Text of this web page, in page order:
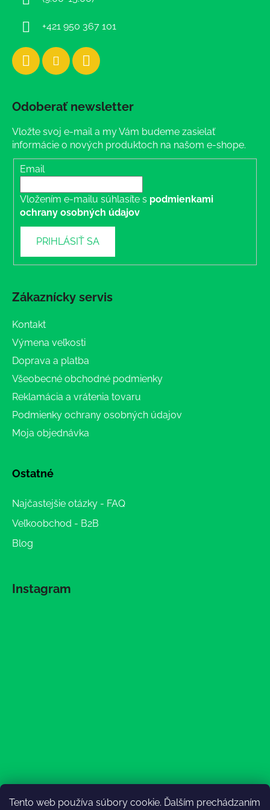
Tento web používa súbory cookie. Ďalším prechádzaním
+421 950 367 101
Odoberať newsletter
Vložte svoj e-mail a my Vám budeme zasielať
informácie o nových produktoch na našom e-shope.
Email
Vložením e-mailu súhlasíte s podmienkami
ochrany osobných údajov
PRIHLÁSIŤ SA
Zákaznícky servis
Kontakt
Výmena veľkosti
Doprava a platba
Všeobecné obchodné podmienky
Reklamácia a vrátenia tovaru
Podmienky ochrany osobných údajov
Moja objednávka
Ostatné
Najčastejšie otázky - FAQ
Veľkoobchod - B2B
Blog
Instagram
Sledovať na Instagrame